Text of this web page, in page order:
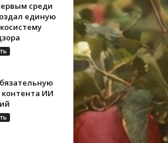
среди
единую
контента ИИ